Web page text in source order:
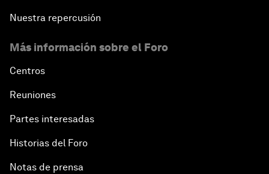
Nuestra repercusión
Más información sobre el Foro
Centros
Reuniones
Partes interesadas
Historias del Foro
Notas de prensa